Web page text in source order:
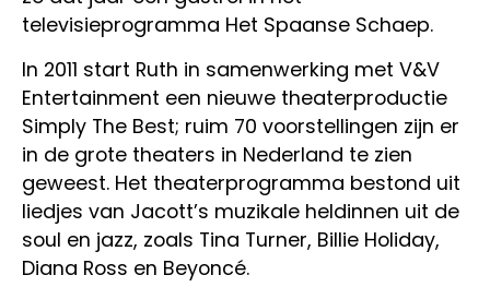
televisieprogramma Het Spaanse Schaep.
In 2011 start Ruth in samenwerking met V&V
Entertainment een nieuwe theaterproductie
Simply The Best; ruim 70 voorstellingen zijn er
in de grote theaters in Nederland te zien
geweest. Het theaterprogramma bestond uit
liedjes van Jacott’s muzikale heldinnen uit de
soul en jazz, zoals Tina Turner, Billie Holiday,
Diana Ross en Beyoncé.